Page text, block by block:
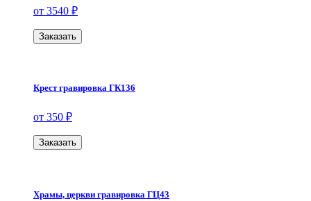
от 3540 ₽
Заказать
Крест гравировка ГК136
от 350 ₽
Заказать
Храмы, церкви гравировка ГЦ43